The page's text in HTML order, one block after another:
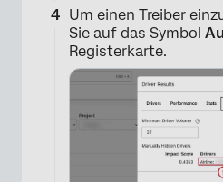
Um einen Treiber
Sie auf das Symbol
Registerkarte.